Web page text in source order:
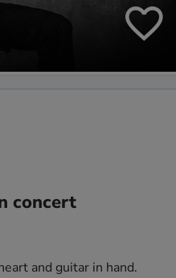
concert
and guitar in hand.